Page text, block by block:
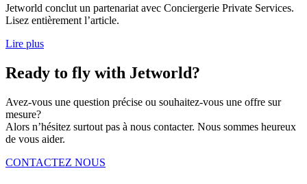
Jetworld conclut un partenariat avec Conciergerie Private Services.
Lisez entièrement l’article.
Lire plus
Ready to fly with Jetworld?
Avez-vous une question précise ou souhaitez-vous une offre sur
mesure?
Alors n’hésitez surtout pas à nous contacter. Nous sommes heureux
de vous aider.
CONTACTEZ NOUS